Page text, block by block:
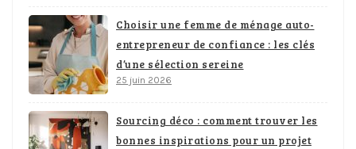
Choisir une femme de ménage auto-
entrepreneur de confiance : les clés
d’une sélection sereine
25 juin 2026
Sourcing déco : comment trouver les
bonnes inspirations pour un projet